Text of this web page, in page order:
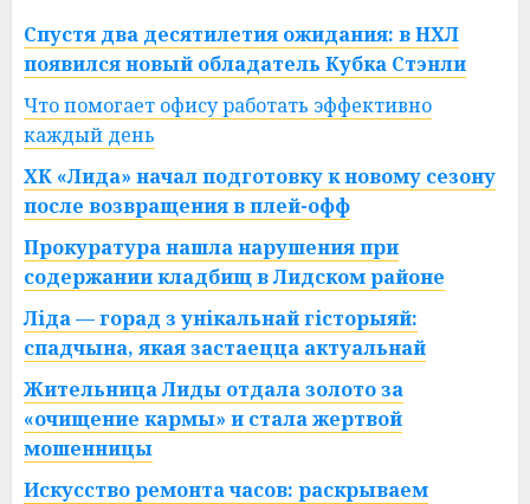
Спустя два десятилетия ожидания: в НХЛ
появился новый обладатель Кубка Стэнли
Что помогает офису работать эффективно
каждый день
ХК «Лида» начал подготовку к новому сезону
после возвращения в плей-офф
Прокуратура нашла нарушения при
содержании кладбищ в Лидском районе
Ліда — горад з унікальнай гісторыяй:
спадчына, якая застаецца актуальнай
Жительница Лиды отдала золото за
«очищение кармы» и стала жертвой
мошенницы
Искусство ремонта часов: раскрываем